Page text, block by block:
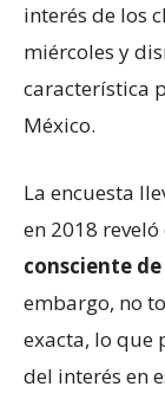
interés de los
miércoles y
característica
México.
La encuesta
en 2018
consciente
embargo, no
exacta, lo que
del interés en